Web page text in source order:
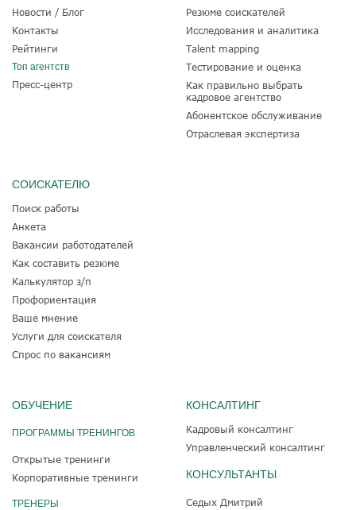
Новости / Блог
Контакты
Рейтинги
Топ агентств
Пресс-центр
Резюме соискателей
Исследования и аналитика
Talent mapping
Тестирование и оценка
Как правильно выбрать
кадровое агентство
Абонентское обслуживание
Отраслевая экспертиза
СОИСКАТЕЛЮ
Поиск работы
Анкета
Вакансии работодателей
Как составить резюме
Калькулятор з/п
Профориентация
Ваше мнение
Услуги для соискателя
Спрос по вакансиям
ОБУЧЕНИЕ
ПРОГРАММЫ ТРЕНИНГОВ
Открытые тренинги
Корпоративные тренинги
ТРЕНЕРЫ
КОНСАЛТИНГ
Кадровый консалтинг
Управленческий консалтинг
КОНСУЛЬТАНТЫ
Седых Дмитрий